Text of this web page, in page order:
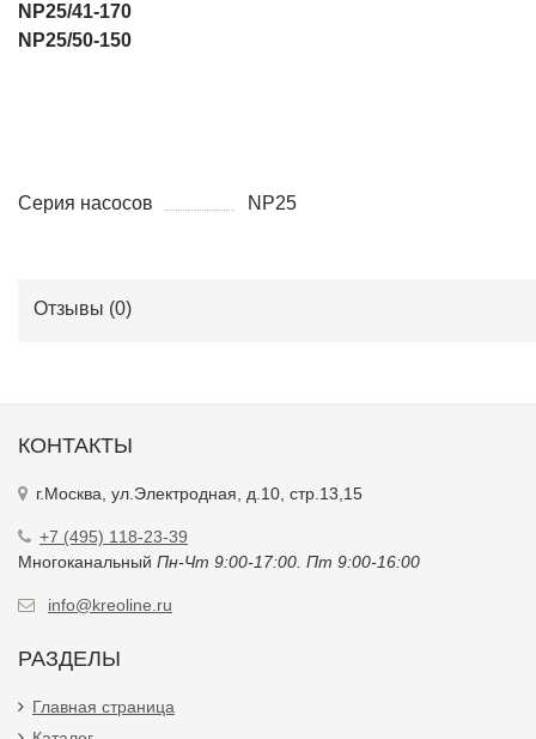
NP25/41-170
NP25/50-150
Серия насосов NP25
Отзывы (0)
КОНТАКТЫ
г.Москва, ул.Электродная, д.10, стр.13,15
+7 (495) 118-23-39
Многоканальный Пн-Чт 9:00-17:00. Пт 9:00-16:00
info@kreoline.ru
РАЗДЕЛЫ
Главная страница